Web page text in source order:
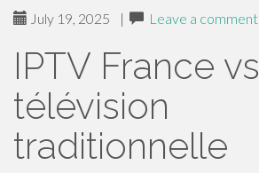
July 19, 2025 | Leave a comment
IPTV France vs
télévision
traditionnelle